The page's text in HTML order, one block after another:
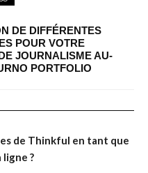
DE DIFFÉRENTES
POUR VOTRE
JOURNALISME AU-
PORTFOLIO
de Thinkful en tant que
?